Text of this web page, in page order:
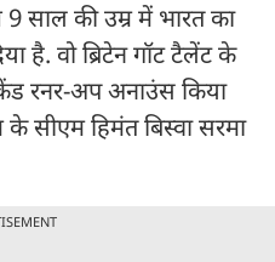
साल की उम्र में भारत का
है. वो ब्रिटेन गॉट टैलेंट के
रनर-अप अनाउंस किया
सीएम हिमंत बिस्वा सरमा